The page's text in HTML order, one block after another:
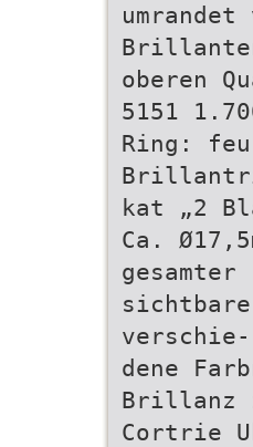
oberen
5151
Ring:
kat „2
Ca.
gesamter
verschie-
dene
Brillanz
Cortrie